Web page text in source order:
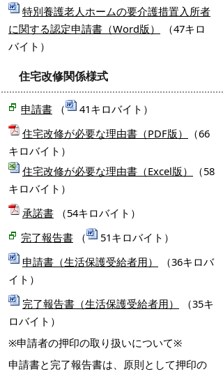
特別養護老人ホームの要介護措置入所者
に関する認定申請書（Word版）
（47キロ
バイト）
住宅改修関係様式
申請書 （
41キロバイト）
住宅改修が必要な理由書（PDF版）
（66
キロバイト）
住宅改修が必要な理由書（Excel版）
（58
キロバイト）
承諾書 （54キロバイト）
完了報告書 （
51キロバイト）
申請書（生活保護受給者用）
（36キロバ
イト）
完了報告書（生活保護受給者用）
（35キ
ロバイト）
※申請者の押印の取り扱いについて※
申請書と完了報告書は、原則として押印の